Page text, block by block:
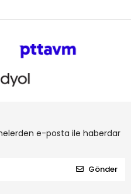
e-posta ile haberdar
Gönder